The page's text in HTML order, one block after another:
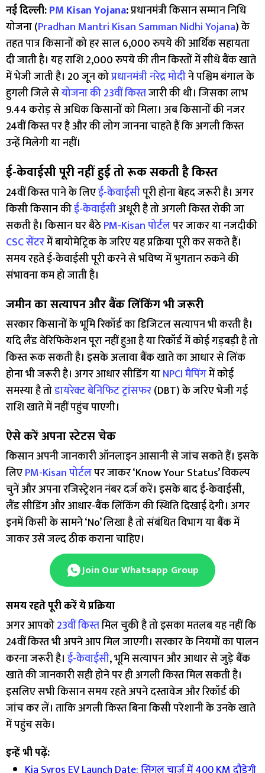
नई दिल्ली:PM Kisan Yojana:प्रधानमंत्री किसान सम्मान निधि
योजना (Pradhan Mantri Kisan Samman Nidhi Yojana) के
तहत पात्र किसानों को हर साल 6,000 रुपये की आर्थिक सहायता
दी जाती है। यह राशि 2,000 रुपये की तीन किस्तों में सीधे बैंक खाते
में भेजी जाती है। 20 जून कोप्रधानमंत्री नरेद्र मोदीने पश्चिम बंगाल के
हुगली जिले सेयोजना की 23वीं किस्तजारी की थी। जिसका लाभ
9.44 करोड़ से अधिक किसानों को मिला। अब किसानों की नजर
24वीं किस्त पर है और की लोग जानना चाहते हैं कि अगली किस्त
उन्हें मिलेगी या नहीं।
ई-केवाईसी पूरी नहीं हुई तो रूक सकती है किस्त
24वीं किस्त पाने के लिएई-केवाईसीपूरी होना बेहद जरूरी है। अगर
किसी किसान कीई-केवाईसीअधूरी है तो अगली किस्त रोकी जा
सकती है। किसान घर बैठेPM-Kisan पोर्टलपर जाकर या नजदीकी
CSC सेंटरमें बायोमेट्रिक के जरिए यह प्रक्रिया पूरी कर सकते हैं।
समय रहते ई-केवाईसी पूरी करने से भविष्य में भुगतान रुकने की
संभावना कम हो जाती है।
जमीन का सत्यापन और बैंक लिंकिंग भी जरूरी
सरकार किसानों के भूमि रिकॉर्ड का डिजिटल सत्यापन भी करती है।
यदि लैंड वेरिफिकेशन पूरा नहीं हुआ है या रिकॉर्ड में कोई गड़बड़ी है तो
किस्त रूक सकती है। इसके अलावा बैंक खाते का आधार से लिंक
होना भी जरूरी है। अगर आधार सीडिंग याNPCI मैपिंगमें कोई
समस्या है तोडायरेक्ट बेनिफिट ट्रांसफर(DBT) के जरिए भेजी गई
राशि खाते में नहीं पहुंच पाएगी।
ऐसे करें अपना स्टेटस चेक
किसान अपनी जानकारी ऑनलाइन आसानी से जांच सकते हैं। इसके
लिएPM-Kisan पोर्टलपर जाकर ‘Know Your Status’ विकल्प
चुनें और अपना रजिस्ट्रेशन नंबर दर्ज करें। इसके बाद ई-केवाईसी,
लैंड सीडिंग और आधार-बैंक लिंकिंग की स्थिति दिखाई देगी। अगर
इनमें किसी के सामने ‘No’ लिखा है तो संबंधित विभाग या बैंक में
जाकर उसे जल्द ठीक कराना चाहिए।
Join Our Whatsapp Group
समय रहते पूरी करें ये प्रक्रिया
अगर आपको23वीं किस्तमिल चुकी है तो इसका मतलब यह नहीं कि
24वीं किस्त भी अपने आप मिल जाएगी। सरकार के नियमों का पालन
करना जरूरी है। ई-केवाईसी, भूमि सत्यापन और आधार से जुड़े बैंक
खाते की जानकारी सही होने पर ही अगली किस्त मिल सकती है।
इसलिए सभी किसान समय रहते अपने दस्तावेज और रिकॉर्ड की
जांच कर लें। ताकि अगली किस्त बिना किसी परेशानी के उनके खाते
में पहुंच सके।
इन्हें भी पढ़ें: